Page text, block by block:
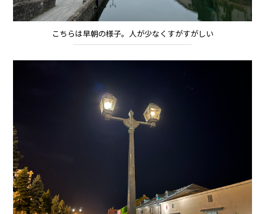
こちらは早朝の様子。人が少なくすがすがしい